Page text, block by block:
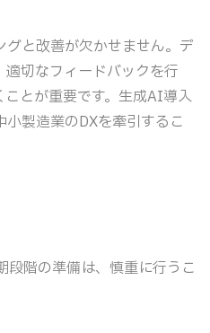
と改善が欠かせません。デ
切なフィードバックを行
とが重要です。生成AI導入
製造業のDXを牽引するこ
階の準備は、慎重に行うこ